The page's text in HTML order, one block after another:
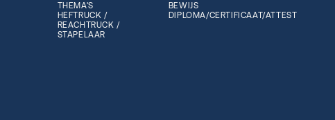
THEMA'S
HEFTRUCK /
REACHTRUCK /
STAPELAAR
BEWIJS
DIPLOMA/CERTIFICAAT/ATTEST